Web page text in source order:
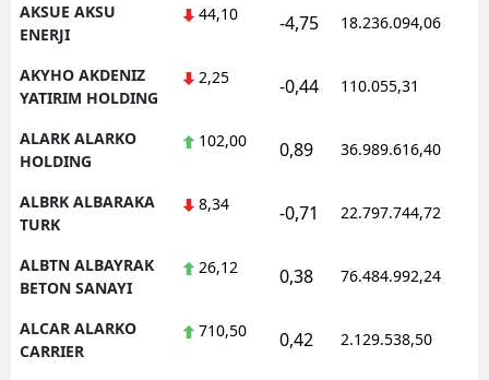
AKSUE AKSU
ENERJI
44,10 -4,75 18.236.094,06
AKYHO AKDENIZ
YATIRIM HOLDING
2,25 -0,44 110.055,31
ALARK ALARKO
HOLDING
102,00 0,89 36.989.616,40
ALBRK ALBARAKA
TURK
8,34 -0,71 22.797.744,72
ALBTN ALBAYRAK
BETON SANAYI
26,12 0,38 76.484.992,24
ALCAR ALARKO
CARRIER
710,50 0,42 2.129.538,50